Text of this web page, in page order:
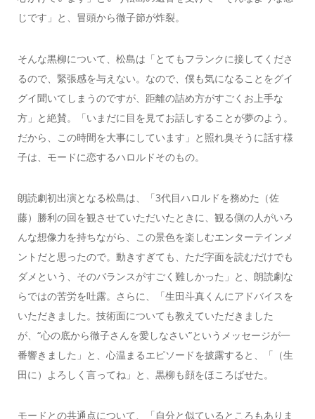
じです」と、冒頭から徹子節が炸裂。
そんな黒柳について、松島は「とてもフランクに接してくださ
るので、緊張感を与えない。なので、僕も気になることをグイ
グイ聞いてしまうのですが、距離の詰め方がすごくお上手な
方」と絶賛。「いまだに目を見てお話しすることが夢のよう。
だから、この時間を大事にしています」と照れ臭そうに話す様
子は、モードに恋するハロルドそのもの。
朗読劇初出演となる松島は、「3代目ハロルドを務めた（佐
藤）勝利の回を観させていただいたときに、観る側の人がいろ
んな想像力を持ちながら、この景色を楽しむエンターテインメ
ントだと思ったので。動きすぎても、ただ字面を読むだけでも
ダメという、そのバランスがすごく難しかった」と、朗読劇な
らではの苦労を吐露。さらに、「生田斗真くんにアドバイスを
いただきました。技術面についても教えていただきました
が、“心の底から徹子さんを愛しなさい”というメッセージが一
番響きました」と、心温まるエピソードを披露すると、「（生
田に）よろしく言ってね」と、黒柳も顔をほころばせた。
モードとの共通点について、「自分と似ているところもありま